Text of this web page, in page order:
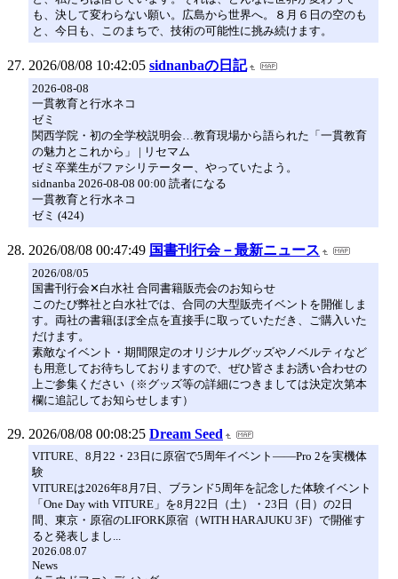
も、決して変わらない願い。広島から世界へ。８月６日の空のも
と、今日も、このまちで、技術の可能性に挑み続けます。
2026/08/08 10:42:05 sidnanbaの日記
2026-08-08
一貫教育と行水ネコ
ゼミ
関西学院・初の全学校説明会…教育現場から語られた「一貫教育
の魅力とこれから」 | リセマム
ゼミ卒業生がファシリテーター、やっていたよう。
sidnanba 2026-08-08 00:00 読者になる
一貫教育と行水ネコ
ゼミ (424)
2026/08/08 00:47:49 国書刊行会－最新ニュース
2026/08/05
国書刊行会✕白水社 合同書籍販売会のお知らせ
このたび弊社と白水社では、合同の大型販売イベントを開催しま
す。両社の書籍ほぼ全点を直接手に取っていただき、ご購入いた
だけます。
素敵なイベント・期間限定のオリジナルグッズやノベルティなど
も用意してお待ちしておりますので、ぜひ皆さまお誘い合わせの
上ご参集ください（※グッズ等の詳細につきましては決定次第本
欄に追記してお知らせします）
2026/08/08 00:08:25 Dream Seed
VITURE、8月22・23日に原宿で5周年イベント——Pro 2を実機体
験
VITUREは2026年8月7日、ブランド5周年を記念した体験イベント
「One Day with VITURE」を8月22日（土）・23日（日）の2日
間、東京・原宿のLIFORK原宿（WITH HARAJUKU 3F）で開催す
ると発表しまし...
2026.08.07
News